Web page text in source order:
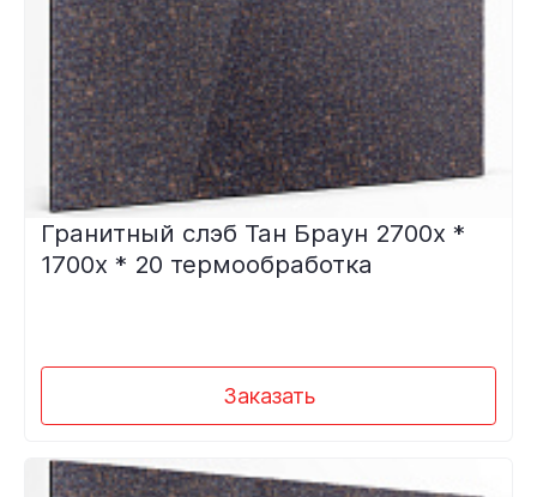
Гранитный слэб Тан Браун 2700х *
1700х * 20 термообработка
Заказать